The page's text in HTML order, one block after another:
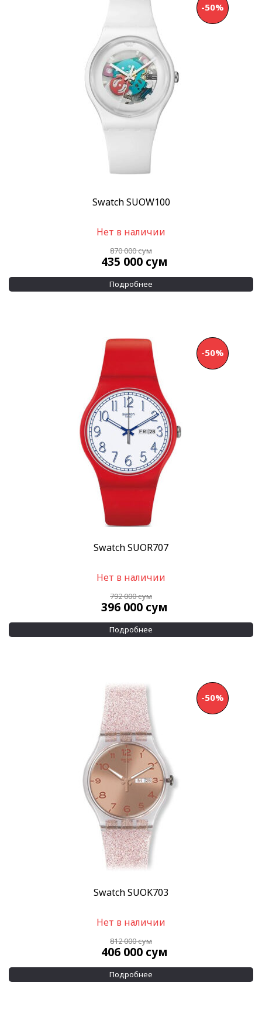
Swatch SUOW100
-50%
Нет в наличии
870 000сум
435 000 сум
Подробнее
Swatch SUOR707
-50%
Нет в наличии
792 000сум
396 000 сум
Подробнее
Swatch SUOK703
-50%
Нет в наличии
812 000сум
406 000 сум
Подробнее